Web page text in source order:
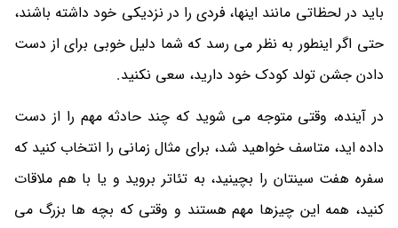
باید در لحظاتی مانند اینها، فردی را در نزدیکی خود داشته باشند،
حتی اگر اینطور به نظر می رسد که شما دلیل خوبی برای از دست
دادن جشن تولد کودک خود دارید، سعی نکنید.
در آینده، وقتی متوجه می شوید که چند حادثه مهم را از دست
داده اید، متاسف خواهید شد، برای مثال زمانی را انتخاب کنید که
سفره هفت سینتان را بچینید، به تئاتر بروید و یا با هم ملاقات
کنید، همه این چیزها مهم هستند و وقتی که بچه ها بزرگ می